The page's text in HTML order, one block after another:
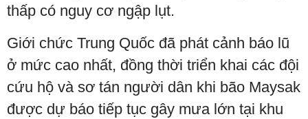
thấp có nguy cơ ngập lụt.
Giới chức Trung Quốc đã phát cảnh báo lũ
ở mức cao nhất, đồng thời triển khai các đội
cứu hộ và sơ tán người dân khi bão Maysak
được dự báo tiếp tục gây mưa lớn tại khu